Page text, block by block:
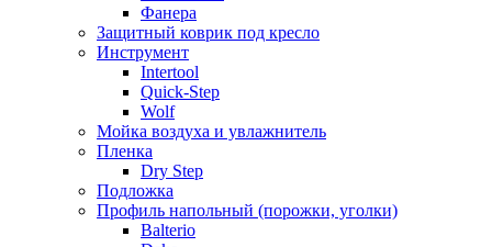
Фанера
Защитный коврик под кресло
Инструмент
Intertool
Quick-Step
Wolf
Мойка воздуха и увлажнитель
Пленка
Dry Step
Подложка
Профиль напольный (порожки, уголки)
Balterio